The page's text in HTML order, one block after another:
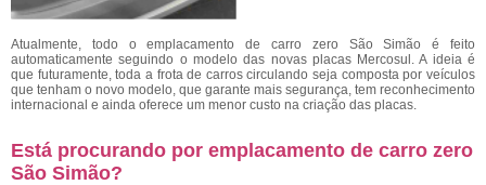
Atualmente, todo o emplacamento de carro zero São Simão
é feito
automaticamente seguindo o modelo das novas placas Mercosul. A ideia é
que futuramente, toda a frota de carros circulando seja composta por veículos
que tenham o novo modelo, que garante mais segurança, tem reconhecimento
internacional e ainda oferece um menor custo na criação das placas.
Está procurando por emplacamento de carro zero
São Simão?